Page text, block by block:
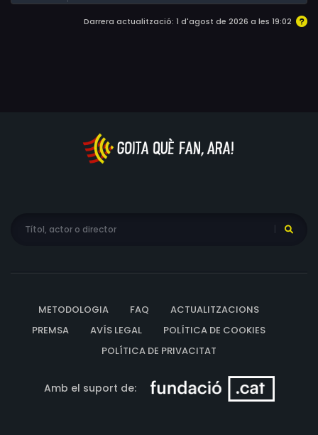
Darrera actualització: 1 d'agost de 2026 a les 19:02
METODOLOGIA FAQ
ACTUALITZACIONS
PREMSA
AVÍS LEGAL
POLÍTICA DE COOKIES
POLÍTICA DE PRIVACITAT
Amb el suport de: